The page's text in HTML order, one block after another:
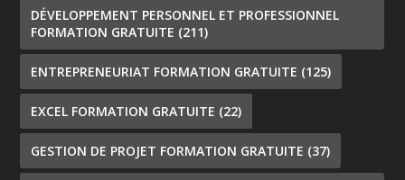
DÉVELOPPEMENT PERSONNEL ET PROFESSIONNEL
FORMATION GRATUITE (211)
ENTREPRENEURIAT FORMATION GRATUITE (125)
EXCEL FORMATION GRATUITE (22)
GESTION DE PROJET FORMATION GRATUITE (37)